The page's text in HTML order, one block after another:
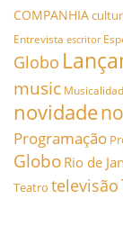
COMPANHIA
Entrevista escritor
Globo
music
novidade
Programação
Globo Rio de
Teatro televisão